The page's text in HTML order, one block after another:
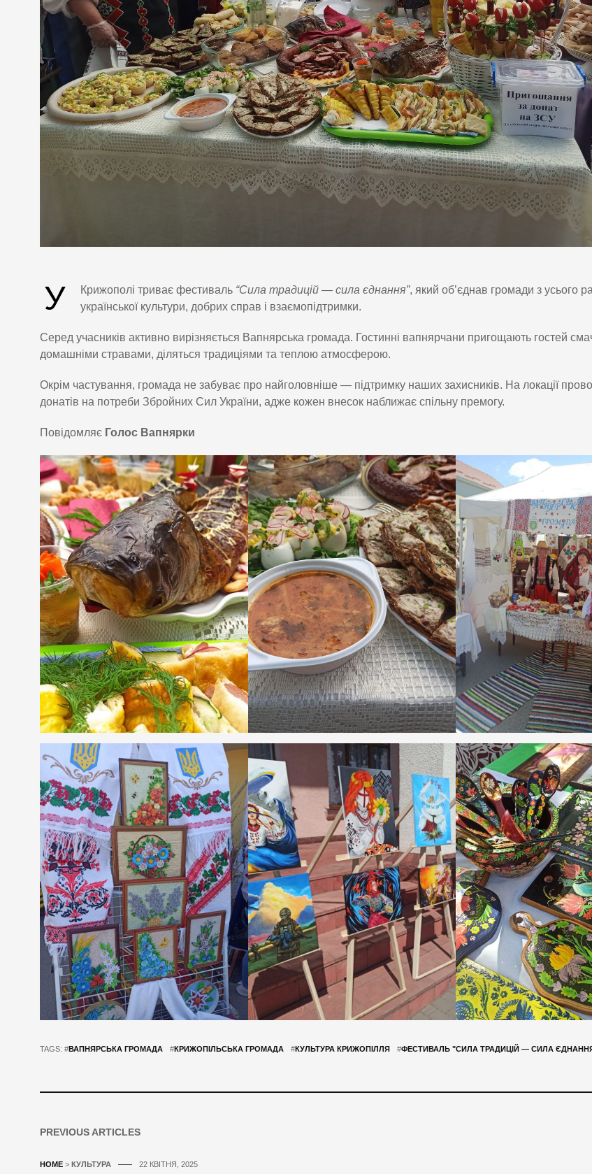
У Крижополі триває фестиваль “Сила традицій — сила єднання”, який об’єднав громади з усього
української культури, добрих справ і взаємопідтримки.
Серед учасників активно вирізняється Вапнярська громада. Гостинні вапнярчани пригощають гостей
домашніми стравами, діляться традиціями та теплою атмосферою.
Окрім частування, громада не забуває про найголовніше — підтримку наших захисників. На локації
донатів на потреби Збройних Сил України, адже кожен внесок наближає спільну премогу.
Повідомляє Голос Вапнярки
TAGS: #ВАПНЯРСЬКА ГРОМАДА #КРИЖОПІЛЬСЬКА ГРОМАДА #КУЛЬТУРА КРИЖОПІЛЛЯ #ФЕСТИВАЛЬ "СИЛА ТРАДИЦІЙ — СИЛА
PREVIOUS ARTICLES
HOME > КУЛЬТУРА 22 КВІТНЯ, 2025